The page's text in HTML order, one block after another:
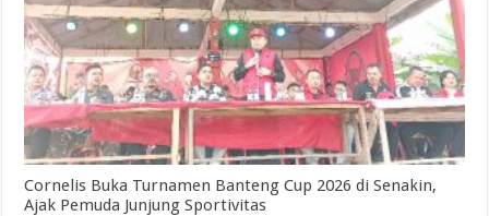
Cornelis Buka Turnamen Banteng Cup 2026 di Senakin,
Ajak Pemuda Junjung Sportivitas